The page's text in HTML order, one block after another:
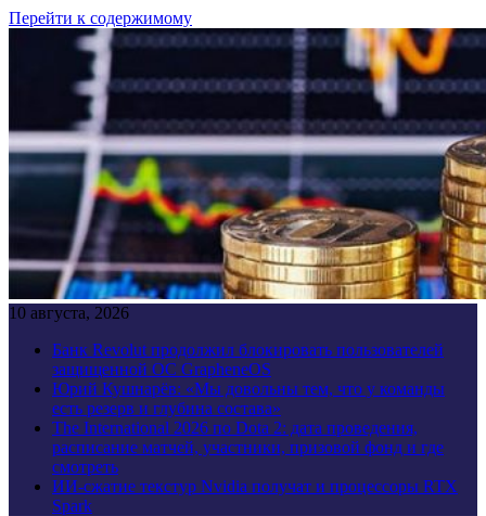
Перейти к содержимому
10 августа, 2026
Банк Revolut продолжил блокировать пользователей
защищенной ОС GrapheneOS
Юрий Кушнарёв: «Мы довольны тем, что у команды
есть резерв и глубина состава»
The International 2026 по Dota 2: дата проведения,
расписание матчей, участники, призовой фонд и где
смотреть
ИИ-сжатие текстур Nvidia получат и процессоры RTX
Spark